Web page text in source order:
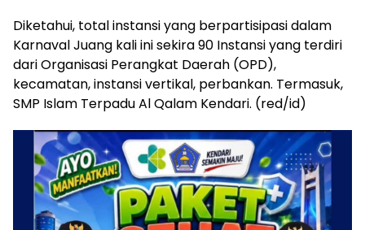
Diketahui, total instansi yang berpartisipasi dalam
Karnaval Juang kali ini sekira 90 Instansi yang terdiri
dari Organisasi Perangkat Daerah (OPD),
kecamatan, instansi vertikal, perbankan. Termasuk,
SMP Islam Terpadu Al Qalam Kendari. (red/id)